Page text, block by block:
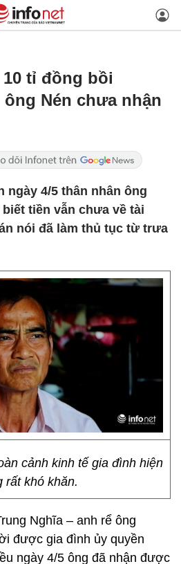
tỉ đồng bồi
Nén chưa nhận
ngày 4/5 thân nhân ông
tiền vẫn chưa về tài
nói đã làm thủ tục từ trưa
cảnh kinh tế gia đình hiện
rất khó khăn.
Nghĩa – anh rể ông
được gia đình ủy quyền
ngày 4/5 ông đã nhận được